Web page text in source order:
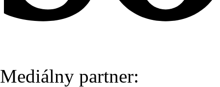
Mediálny partner: